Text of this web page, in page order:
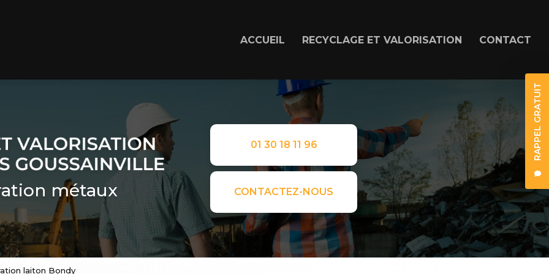
RAPPEL GRATUIT
ACCUEIL RECYCLAGE ET VALORISATION CONTACT
métaux
01 30 18 11 96
CONTACTEZ-NOUS
laiton Bondy